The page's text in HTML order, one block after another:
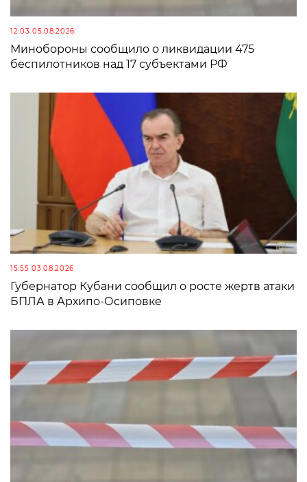
12:03 05.08.2026
Минобороны сообщило о ликвидации 475
беспилотников над 17 субъектами РФ
15:55 03.08.2026
Губернатор Кубани сообщил о росте жертв атаки
БПЛА в Архипо-Осиповке